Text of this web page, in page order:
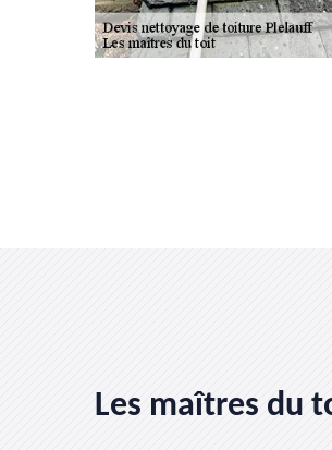
Les maîtres du